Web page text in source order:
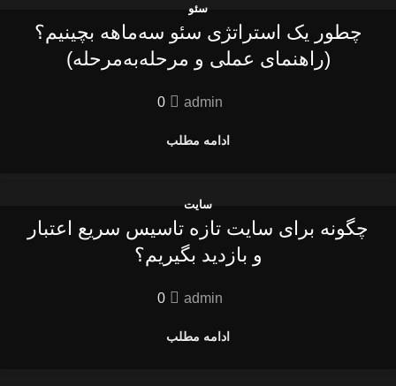
سئو
چطور یک استراتژی سئو سه‌ماهه بچینیم؟
(راهنمای عملی و مرحله‌به‌مرحله)
admin
0
ادامه مطلب
سایت
چگونه برای سایت تازه‌ تاسیس سریع اعتبار
و بازدید بگیریم؟
admin
0
ادامه مطلب